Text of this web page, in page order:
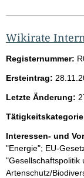
Wikirate
Registernummer:
Ersteintrag:
Letzte Änderung:
Interessen- und
"Energie"; EU-
"Gesellschaftspolitik
Artenschutz/